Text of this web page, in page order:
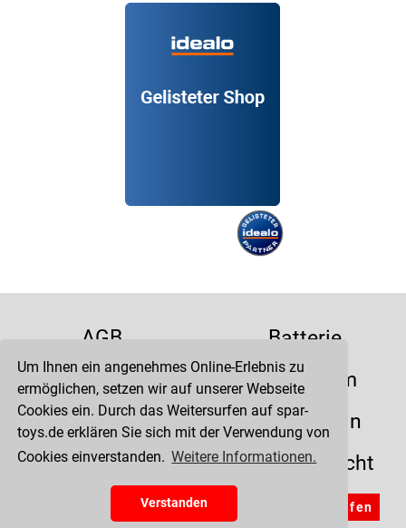
Um Ihnen ein angenehmes Online-Erlebnis zu
ermöglichen, setzen wir auf unserer Webseite
Cookies ein. Durch das Weitersurfen auf spar-
toys.de erklären Sie sich mit der Verwendung von
Cookies einverstanden. Weitere Informationen.
Verstanden
AGB
Batterie
Datenschutz
Impressum
Kontakt
Liefertermin
Versandkosten
Widerrufsrecht